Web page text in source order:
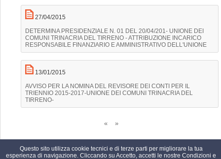
27/04/2015
DETERMINA PRESIDENZIALE N. 01 DEL 20/04/201- UNIONE DEI
COMUNI TRINACRIA DEL TIRRENO - ATTRIBUZIONE INCARICO
RESPONSABILE FINANZIARIO E AMMINISTRATIVO DELL'UNIONE
13/01/2015
AVVISO PER LA NOMINA DEL REVISORE DEI CONTI PER IL
TRIENNIO 2015-2017-UNIONE DEI COMUNI TRINACRIA DEL
TIRRENO-
Questo sito utilizza cookie tecnici e di terze parti per migliorare la tua
esperienza di navigazione. Cliccando su Accetto, accetti le nostre Condizioni e